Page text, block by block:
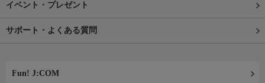
イベント・プレゼント
サポート・よくある質問
Fun! J:COM